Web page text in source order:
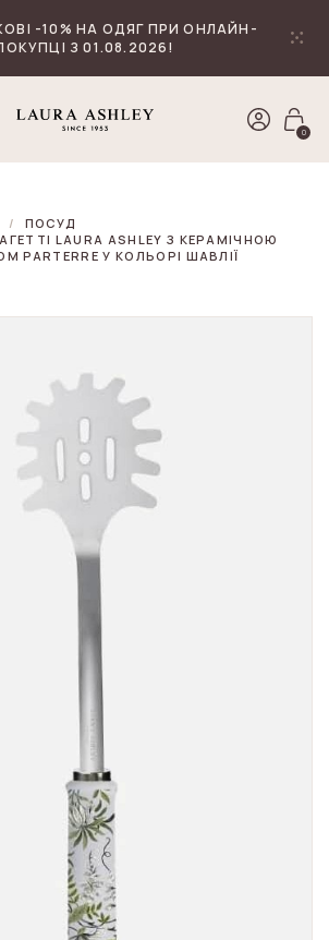
-10% НА ОДЯГ ПРИ ОНЛАЙН-
З 01.08.2026!
0
ПОСУД
LAURA ASHLEY З КЕРАМІЧНОЮ
PARTERRE У КОЛЬОРІ ШАВЛІЇ